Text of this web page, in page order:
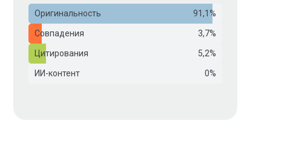
Оригинальность 91,1%
Совпадения 3,7%
Цитирования 5,2%
ИИ-контент 0%